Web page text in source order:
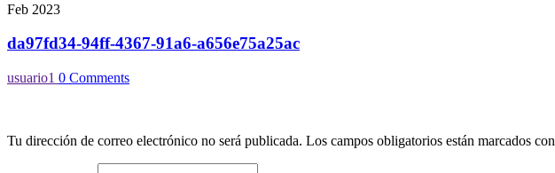
Feb 2023
da97fd34-94ff-4367-91a6-a656e75a25ac
usuario1 0 Comments
Tu dirección de correo electrónico no será publicada. Los campos obligatorios están marcados con